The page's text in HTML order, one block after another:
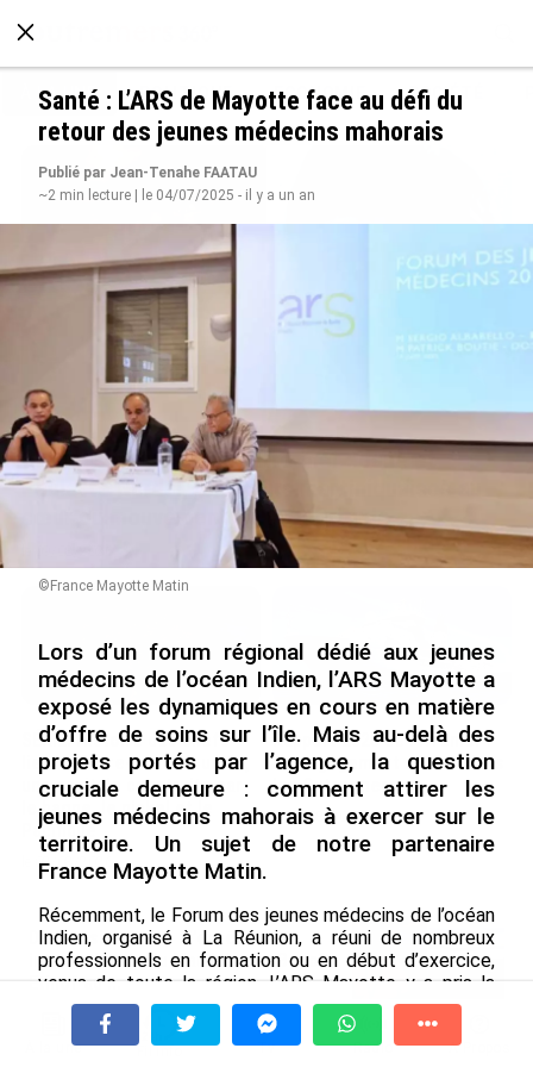
À LA UNE POLITIQUE ECONOMIE SOCIÉTÉ
Grandes figures des Outre-mer : Jane et
Paulette Nardal, les sœurs martiniquaises au
cœur du mouvement de la négritude
SÉRIE. Histoire des chefs-
lieux d’Outre-mer : Nouméa,
une capitale construite par
le bagne, le nickel et le
Pacifique
le 08/08/2026
Rapport 2025 de l’Ifremer :
un engagement décisif dans
les Outre-mer
le 07/08/2026
De Messi à Trump : l’expérience
internationale du Martiniquais Benoît
Etinof au ...
le 07/08/2026
À la une Tv Radio A Propos
Santé : L’ARS de Mayotte face au défi du
retour des jeunes médecins mahorais
Publié par Jean-Tenahe FAATAU
~2 min lecture | le 04/07/2025 - il y a un an
©France Mayotte Matin
Lors d’un forum régional dédié aux jeunes
médecins de l’océan Indien, l’ARS Mayotte a
exposé les dynamiques en cours en matière
d’offre de soins sur l’île. Mais au-delà des
projets portés par l’agence, la question
cruciale demeure : comment attirer les
jeunes médecins mahorais à exercer sur le
territoire. Un sujet de notre partenaire
France Mayotte Matin.
Récemment, le Forum des jeunes médecins de l’océan
Indien, organisé à La Réunion, a réuni de nombreux
professionnels en formation ou en début d’exercice,
venus de toute la région. L’ARS Mayotte y a pris la
parole pour partager sa vision du développement du
système de soins sur l’île. Une intervention marquée
par la présence du directeur général de l’agence, le Dr